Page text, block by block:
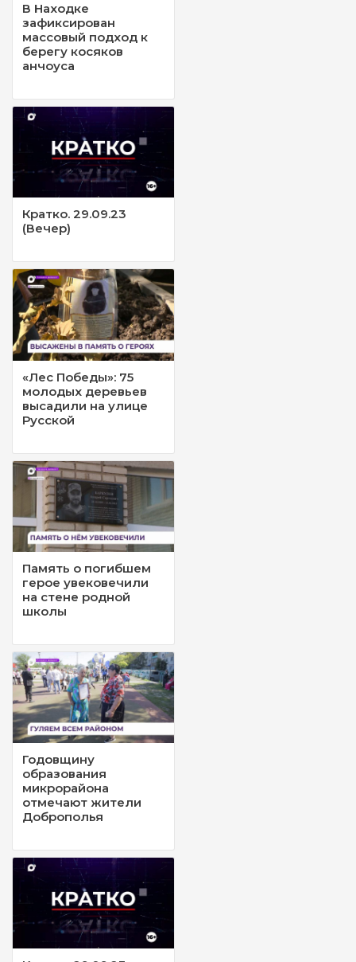
В Находке
зафиксирован
массовый подход к
берегу косяков
анчоуса
Кратко. 29.09.23
(Вечер)
«Лес Победы»: 75
молодых деревьев
высадили на улице
Русской
Память о погибшем
герое увековечили
на стене родной
школы
Годовщину
образования
микрорайона
отмечают жители
Доброполья